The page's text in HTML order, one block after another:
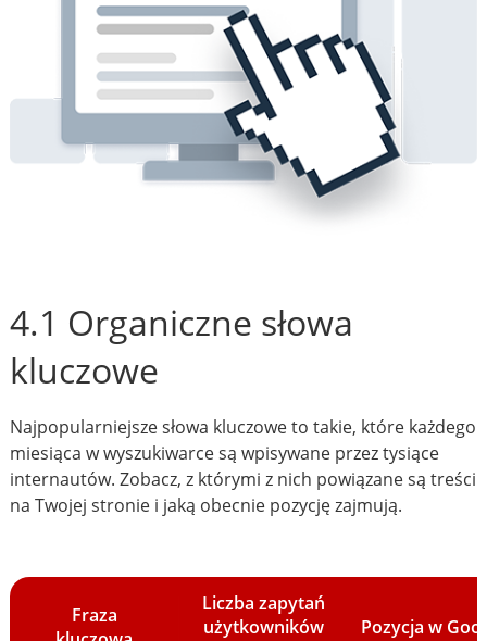
4.1 Organiczne słowa
kluczowe
Najpopularniejsze słowa kluczowe to takie, które każdego
miesiąca w wyszukiwarce są wpisywane przez tysiące
internautów. Zobacz, z którymi z nich powiązane są treści
na Twojej stronie i jaką obecnie pozycję zajmują.
Fraza
Liczba zapytań
użytkowników
Pozycja w